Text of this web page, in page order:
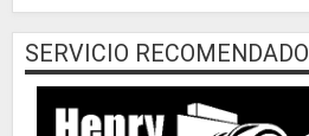
SERVICIO RECOMENDADO